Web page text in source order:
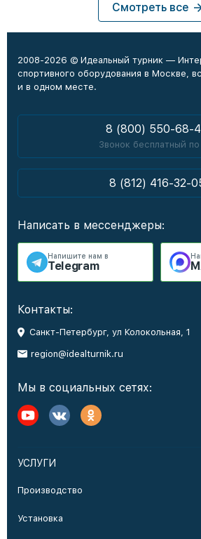
Смотреть все
2008-2026 © Идеальный турник —
спортивного оборудования в Москве,
и в одном месте.
8 (800) 550-68-
Звонок бесплатный
8 (812) 416-32-
Написать в мессенджеры:
Напишите нам в
Telegram
Контакты:
Санкт-Петербург, ул Колокольная, 1
region@idealturnik.ru
Мы в социальных сетях:
УСЛУГИ
Производство
Установка